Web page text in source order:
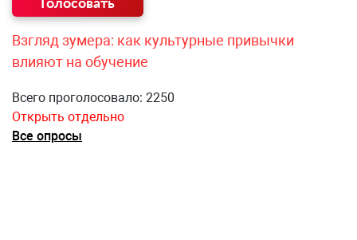
Взгляд зумера: как культурные привычки
влияют на обучение
Всего проголосовало: 2250
Открыть отдельно
Все опросы